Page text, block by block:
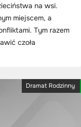
na wsi.
miejscem, a
Tym razem
czoła
Dramat Rodzinny